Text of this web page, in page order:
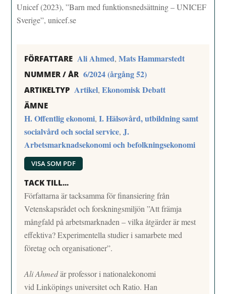
Unicef (2023), ”Barn med funktionsnedsättning – UNICEF
Sverige”, unicef.se
FÖRFATTARE Ali Ahmed,Mats Hammarstedt
NUMMER / ÅR 6/2024 (årgång 52)
ARTIKELTYP Artikel,Ekonomisk Debatt
ÄMNE
H. Offentlig ekonomi,I. Hälsovård, utbildning samt
socialvård och social service,J.
Arbetsmarknadsekonomi och befolkningsekonomi
VISA SOM PDF
TACK TILL...
Författarna är tacksamma för finansiering från
Vetenskapsrådet och forskningsmiljön ”Att främja
mångfald på arbetsmarknaden – vilka åtgärder är mest
effektiva? Experimentella studier i samarbete med
företag och organisationer”.
Ali Ahmedär professor i nationalekonomi
vid Linköpings universitet och Ratio. Han